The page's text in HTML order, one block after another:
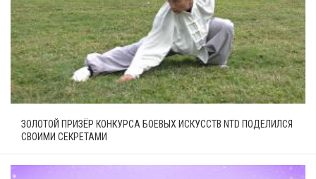
ЗОЛОТОЙ ПРИЗЁР КОНКУРСА БОЕВЫХ ИСКУССТВ NTD ПОДЕЛИЛСЯ
СВОИМИ СЕКРЕТАМИ